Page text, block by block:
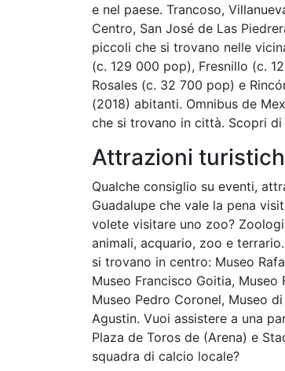
e nel paese. Trancoso,
Centro, San José de Las
piccoli che si trovano nelle
(c. 129 000 pop), Fresnillo (c.
Rosales (c. 32 700 pop) e
(2018) abitanti. Omnibus de
che si trovano in città. Scopri di
Attrazioni
Qualche consiglio su eventi,
Guadalupe che vale la pena
volete visitare uno zoo?
animali, acquario, zoo e
si trovano in centro: Museo
Museo Francisco Goitia,
Museo Pedro Coronel, Museo
Agustin. Vuoi assistere a una
Plaza de Toros de (Arena) e
squadra di calcio locale?